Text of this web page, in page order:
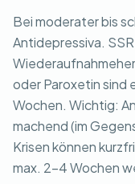
Bei moderater bis
Antidepressiva.
oder Paroxetin sind
Wochen. Wichtig:
machend (im
Krisen können
max. 2-4 Wochen